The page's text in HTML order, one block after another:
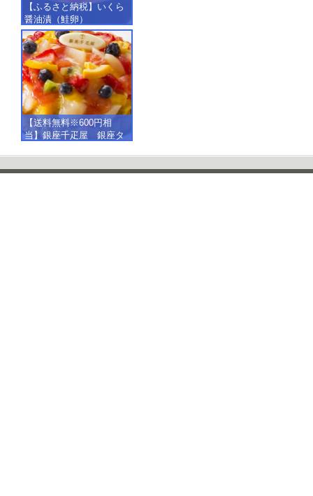
【ふるさと納税】いくら
醤油漬（鮭卵）
【500g（250g×2）】
【送料無料※600円相
当】銀座千疋屋 銀座タ
【SALE】【楽ギフ_包
装】【楽ギフ_のし】【楽